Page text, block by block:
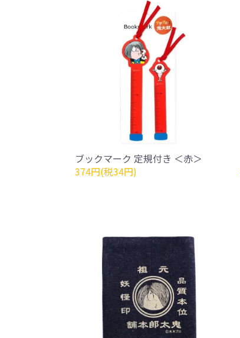
ブックマーク 定規付き ＜赤＞
374円(税34円)